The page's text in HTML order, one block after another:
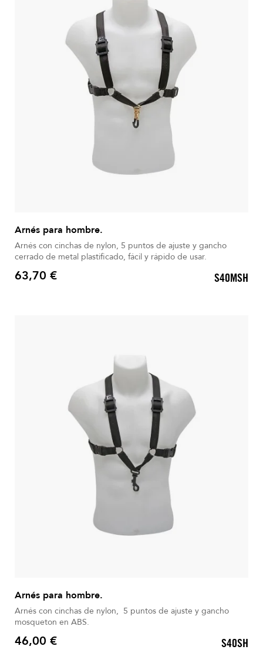
Arnés para hombre.
Arnés con cinchas de nylon, 5 puntos de ajuste y gancho
cerrado de metal plastificado, fácil y rápido de usar.
Precio
63,70 € S40MSH
Arnés para hombre.
Arnés con cinchas de nylon, 5 puntos de ajuste y gancho
mosqueton en ABS.
Precio
46,00 € S40SH